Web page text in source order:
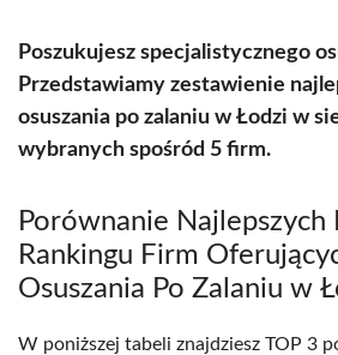
Poszukujesz specjalistycznego
Przedstawiamy zestawienie
osuszania po zalaniu w Łodzi w
wybranych spośród 5 firm.
Porównanie Najlepszych
Rankingu Firm
Osuszania Po Zalaniu w
W poniższej tabeli znajdziesz TOP 3